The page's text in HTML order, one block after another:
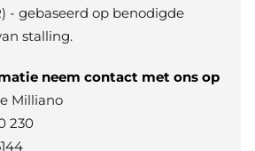
- gebaseerd op benodigde
stalling.
neem contact met ons op
Milliano
230